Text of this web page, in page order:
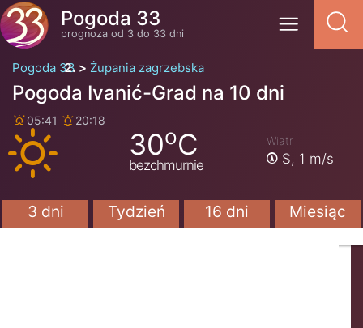
Pogoda 33
prognoza od 3 do 33 dni
Pogoda 33 Żupania zagrzebska
Pogoda Ivanić-Grad na 10 dni
05:41 20:18
30oC
bezchmurnie
Wiatr
S, 1 m/s
3 dni Tydzień 16 dni Miesiąc